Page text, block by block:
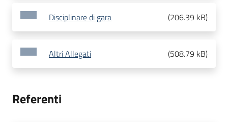
Disciplinare di gara (206.39 kB)
Altri Allegati (508.79 kB)
Referenti